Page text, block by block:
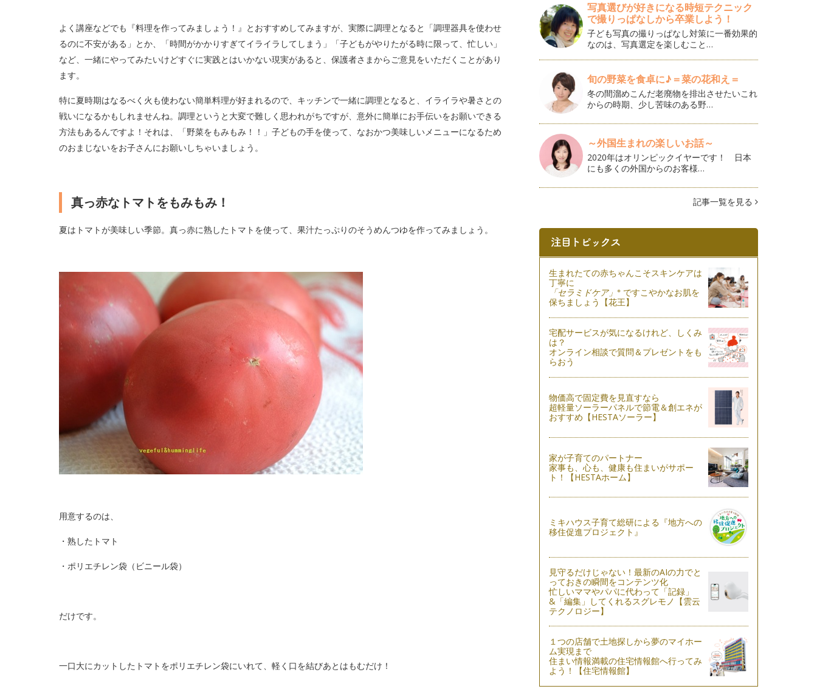
よく講座などでも『料理を作ってみましょう！』とおすすめしてみますが、実際に調理となると「調理器具を使わせ
るのに不安がある」とか、「時間がかかりすぎてイライラしてしまう」「子どもがやりたがる時に限って、忙しい」
など、一緒にやってみたいけどすぐに実践とはいかない現実があると、保護者さまからご意見をいただくことがあり
ます。
特に夏時期はなるべく火も使わない簡単料理が好まれるので、キッチンで一緒に調理となると、イライラや暑さとの
戦いになるかもしれませんね。調理というと大変で難しく思われがちですが、意外に簡単にお手伝いをお願いできる
方法もあるんですよ！それは、「野菜をもみもみ！！」子どもの手を使って、なおかつ美味しいメニューになるため
のおまじないをお子さんにお願いしちゃいましょう。
真っ赤なトマトをもみもみ！
夏はトマトが美味しい季節。真っ赤に熟したトマトを使って、果汁たっぷりのそうめんつゆを作ってみましょう。
用意するのは、
・熟したトマト
・ポリエチレン袋（ビニール袋）
だけです。
一口大にカットしたトマトをポリエチレン袋にいれて、軽く口を結びあとはもむだけ！
写真選びが好きになる時短テクニック
で撮りっぱなしから卒業しよう！
子ども写真の撮りっぱなし対策に一番効果的
なのは、写真選定を楽しむこと…
旬の野菜を食卓に♪＝菜の花和え＝
冬の間溜めこんだ老廃物を排出させたいこれ
からの時期、少し苦味のある野…
～外国生まれの楽しいお話～
2020年はオリンピックイヤーです！ 日本
にも多くの外国からのお客様…
記事一覧を見る
生まれたての赤ちゃんこそスキンケアは
丁寧に
「セラミドケア」 ※ですこやかなお肌を
保ちましょう【花王】
宅配サービスが気になるけれど、しくみ
は？
オンライン相談で質問＆プレゼントをも
らおう
物価高で固定費を見直すなら
超軽量ソーラーパネルで節電＆創エネが
おすすめ【HESTAソーラー】
家が子育てのパートナー
家事も、心も、健康も住まいがサポー
ト！【HESTAホーム】
ミキハウス子育て総研による『地方への
移住促進プロジェクト』
見守るだけじゃない！最新のAIの力でと
っておきの瞬間をコンテンツ化
忙しいママやパパに代わって「記録」
&「編集」してくれるスグレモノ【雲云
テクノロジー】
１つの店舗で土地探しから夢のマイホー
ム実現まで
住まい情報満載の住宅情報館へ行ってみ
よう！【住宅情報館】